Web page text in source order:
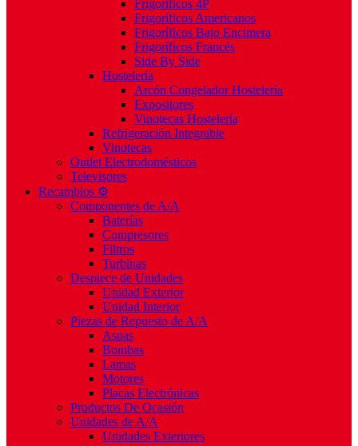
Frigoríficos 4P
Frigoríficos Americanos
Frigoríficos Bajo Encimera
Frigoríficos Francés
Side By Side
Hostelería
Arcón Congelador Hostelería
Expositores
Vinotecas Hostelería
Refrigeración Integrable
Vinotecas
Outlet Electrodomésticos
Televisores
Recambios ⚙️
Componentes de A/A
Baterías
Compresores
Filtros
Turbinas
Despiece de Unidades
Unidad Exterior
Unidad Interior
Piezas de Repuesto de A/A
Aspas
Bombas
Lamas
Motores
Placas Electrónicas
Productos De Ocasión
Unidades de A/A
Unidades Exteriores